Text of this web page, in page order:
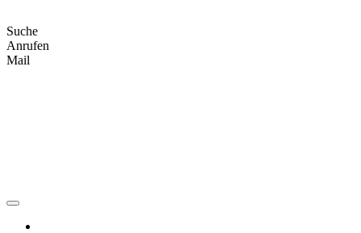
Suche
Anrufen
Mail